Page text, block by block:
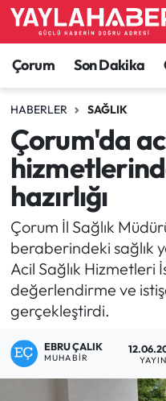
Çorum Son Dakika
HABERLER SAĞLIK
Çorum'da
hazırlığı
Çorum İl Sağlık
beraberindeki sağlık
Acil Sağlık Hizmetleri
değerlendirme ve
gerçekleştirdi.
EBRU ÇALIK
MUHABIR
Alaca Haberleri
Bayat Haberleri
Bilgi - Keşfet
Bilim ve Teknoloji
Boğazkale
Çorum Haberleri
Çorum Son Dakika
Dodurga Haberleri
Çorum Nöbetçi
Çorum Hava Durumu
Çorum Namaz
Çorum Trafik
TFF 1.Lig Puan
Tüm Manşetler
Son Dakika Haberleri
Haber Arşivi